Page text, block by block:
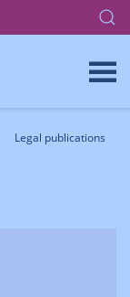
Legal publications